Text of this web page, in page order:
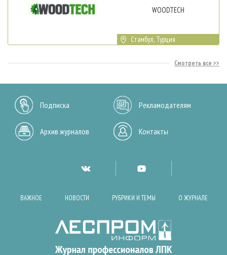
WOODTECH
Стамбул, Турция
Смотреть все
Подписка Рекламодателям
Архив журналов Контакты
ВАЖНОЕ НОВОСТИ РУБРИКИ И ТЕМЫ О ЖУРНАЛЕ